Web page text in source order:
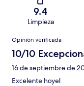
9.4
Limpieza
Opiniones
Opinión verificada
10/10
16 de septiembre de
Excelente hoyel